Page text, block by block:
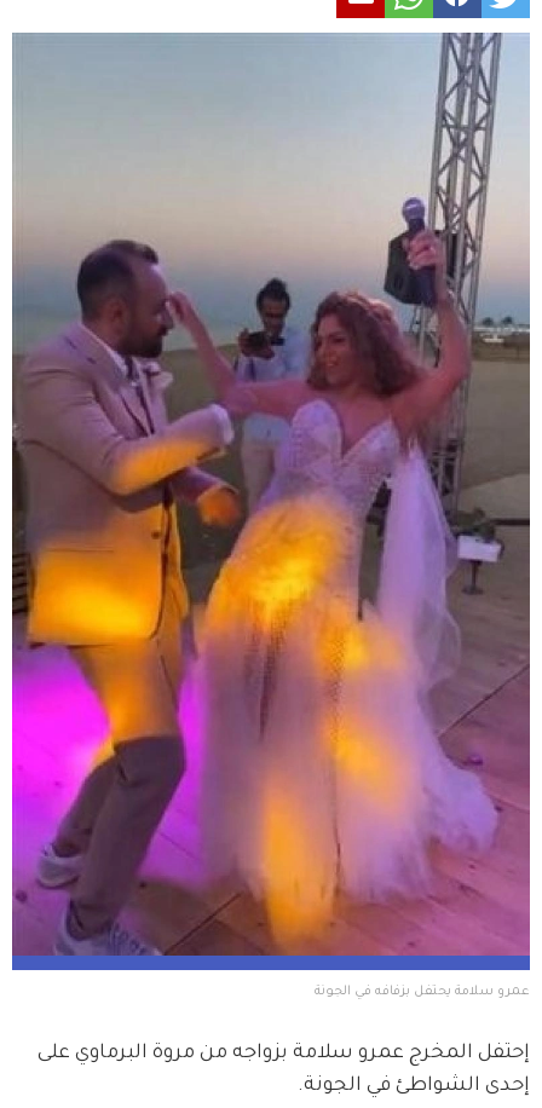
عمرو سلامة يحتفل بزفافه في الجونة
إحتفل المخرج عمرو سلامة بزواجه من مروة البرماوي على
إحدى الشواطئ في الجونة.